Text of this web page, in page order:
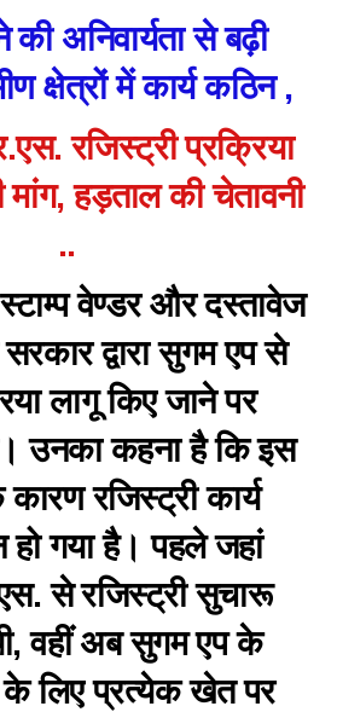
अनिवार्यता से बढ़ी
क्षेत्रों में कार्य कठिन ,
रजिस्ट्री प्रक्रिया
हड़ताल की चेतावनी
..
वेण्डर और दस्तावेज
द्वारा सुगम एप से
लागू किए जाने पर
उनका कहना है कि इस
रजिस्ट्री कार्य
गया है। पहले जहां
से रजिस्ट्री सुचारू
वहीं अब सुगम एप के
के लिए प्रत्येक खेत पर